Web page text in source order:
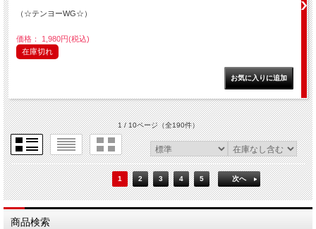
（☆テンヨーWG☆）
価格： 1,980円(税込)
在庫切れ
1 / 10ページ（全190件）
1 2 3 4 5 次へ
商品検索